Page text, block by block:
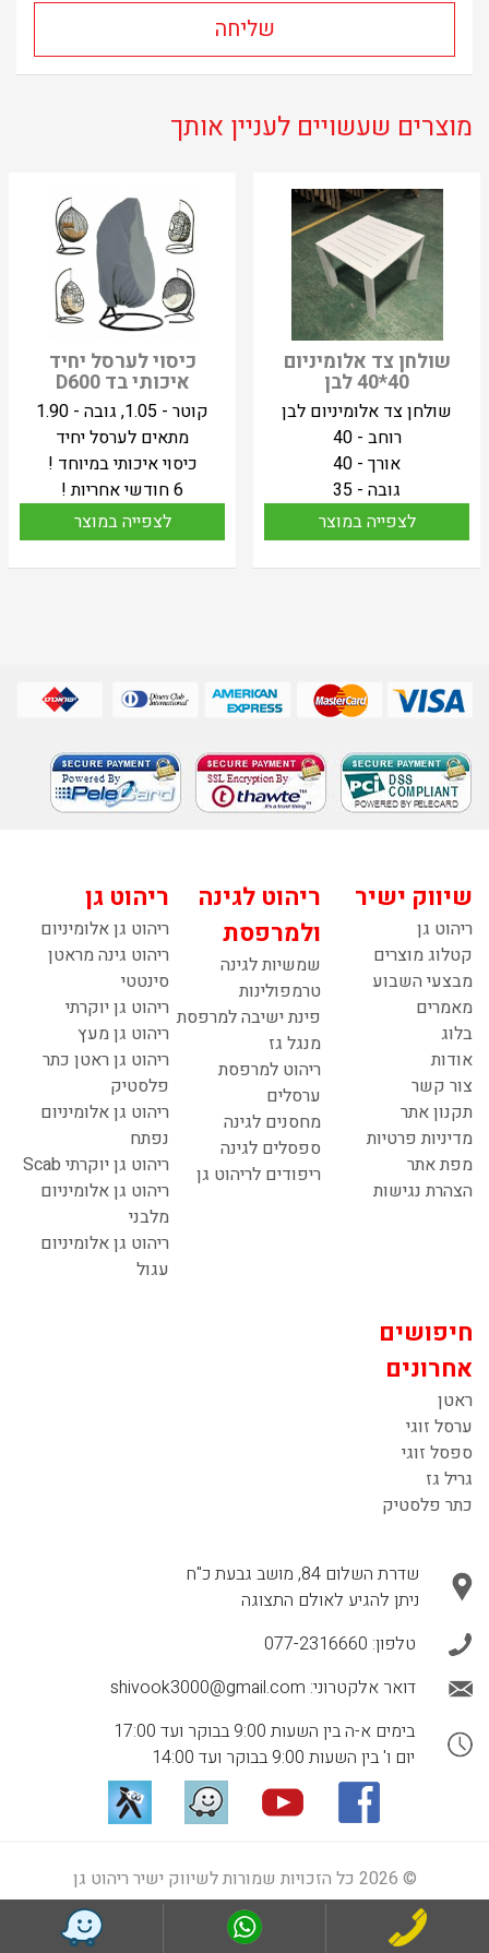
מוצרים שעשויים לעניין אותך
שולחן צד אלומיניום
40*40 לבן
שולחן צד אלומיניום לבן
רוחב - 40
אורך - 40
גובה - 35
לצפייה במוצר
כיסוי לערסל יחיד
איכותי בד D600
קוטר - 1.05, גובה - 1.90
מתאים לערסל יחיד
כיסוי איכותי במיוחד !
6 חודשי אחריות !
לצפייה במוצר
שיווק ישיר
ריהוט גן
קטלוג מוצרים
מבצעי השבוע
מאמרים
בלוג
אודות
צור קשר
תקנון אתר
מדיניות פרטיות
מפת אתר
הצהרת נגישות
ריהוט לגינה
ולמרפסת
שמשיות לגינה
טרמפולינות
פינת ישיבה למרפסת
מנגל גז
ריהוט למרפסת
ערסלים
מחסנים לגינה
ספסלים לגינה
ריפודים לריהוט גן
ריהוט גן
ריהוט גן אלומיניום
ריהוט גינה מראטן
סינטטי
ריהוט גן יוקרתי
ריהוט גן מעץ
ריהוט גן ראטן כתר
פלסטיק
ריהוט גן אלומיניום
נפתח
ריהוט גן יוקרתי Scab
ריהוט גן אלומיניום
מלבני
ריהוט גן אלומיניום
עגול
חיפושים
אחרונים
ראטן
ערסל זוגי
ספסל זוגי
גריל גז
כתר פלסטיק
שדרת השלום 84, מושב גבעת כ"ח
ניתן להגיע לאולם התצוגה
טלפון: 077-2316660
דואר אלקטרוני: shivook3000@gmail.com
בימים א-ה בין השעות 9:00 בבוקר ועד 17:00
יום ו' בין השעות 9:00 בבוקר ועד 14:00
© 2026 כל הזכויות שמורות לשיווק ישיר ריהוט גן